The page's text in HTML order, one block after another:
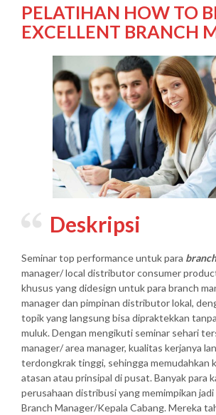
PELATIHAN HOW TO
EXCELLENT BRANCH
Deskripsi
Seminar top performance untuk para
manager/ local distributor consumer
khusus yang didesign untuk para branch
manager dan pimpinan distributor lokal,
topik yang langsung bisa dipraktekkan
muluk. Dengan mengikuti seminar sehari
manager/ area manager, kualitas kerjanya
terdongkrak tinggi, sehingga memudahkan
atasan atau prinsipal di pusat. Banyak para
perusahaan distribusi yang memimpikan
Branch Manager/Kepala Cabang. Mereka